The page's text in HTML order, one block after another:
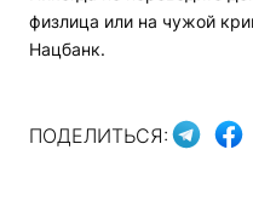
физлица или на чужой
Нацбанк.
ПОДЕЛИТЬСЯ: